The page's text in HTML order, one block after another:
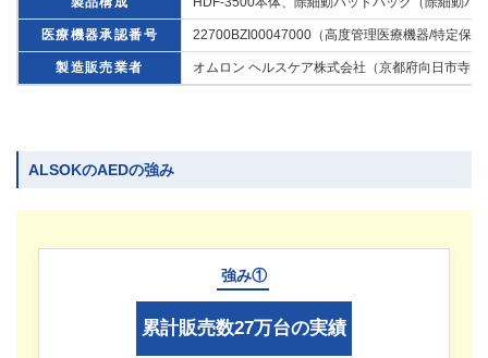
医療機器承認番号 22700BZI00047000（高度管理医療機器/特定保
製造販売業者 オムロン ヘルスケア株式会社（京都府向日市寺
ALSOKのAEDの強み
強み①
累計販売数27万台の実績